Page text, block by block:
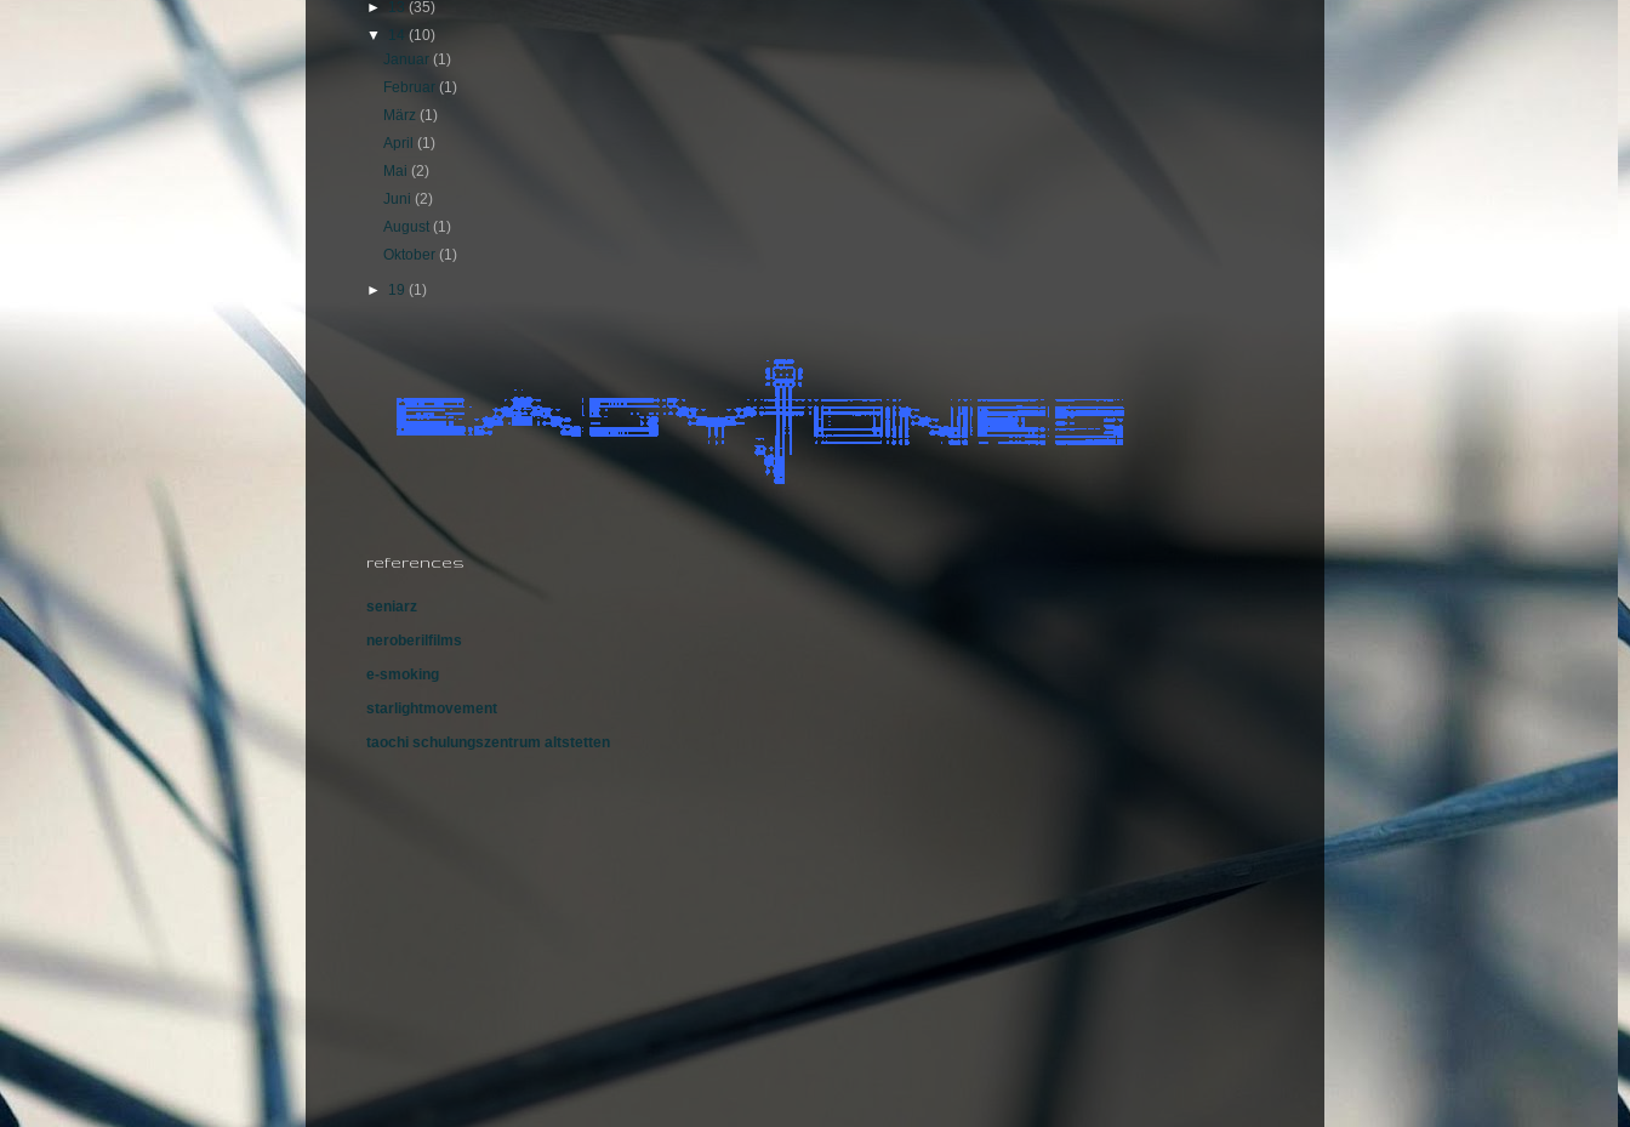
► 13 (35)
▼ 14 (10)
Januar(1)
Februar(1)
März(1)
April(1)
Mai(2)
Juni(2)
August(1)
Oktober(1)
► 19 (1)
references
seniarz
neroberilfilms
e-smoking
starlightmovement
taochi schulungszentrum altstetten